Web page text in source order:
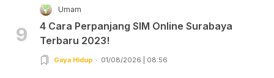
9
Umam
4 Cara Perpanjang SIM Online Surabaya
Terbaru 2023!
Gaya Hidup 01/08/2026 | 08:56